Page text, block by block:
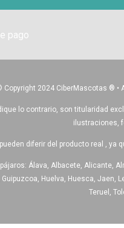
Copyright 2024 CiberMascotas ® •
lo contrario, son titularidad
ilustraciones,
diferir del producto real , ya
Álava, Albacete, Alicante,
Huelva, Huesca,
Teruel,